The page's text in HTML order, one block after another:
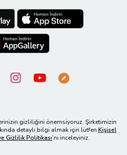
gizliliğini önemsiyoruz. Şirketimizin
detaylı bilgi almak için lütfen Kişisel
Gizlilik Politikası’nı inceleyiniz.